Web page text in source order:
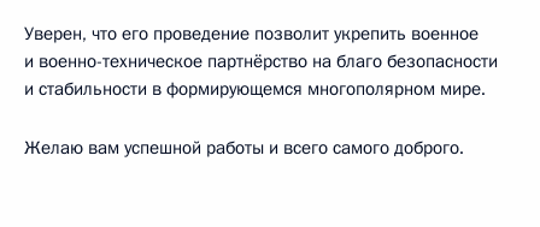
Уверен, что его проведение позволит укрепить военное
и военно-техническое партнёрство на благо безопасности
и стабильности в формирующемся многополярном мире.
Желаю вам успешной работы и всего самого доброго.